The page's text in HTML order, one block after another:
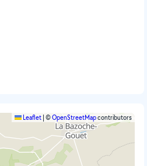
Leaflet ©OpenStreetMapcontributors